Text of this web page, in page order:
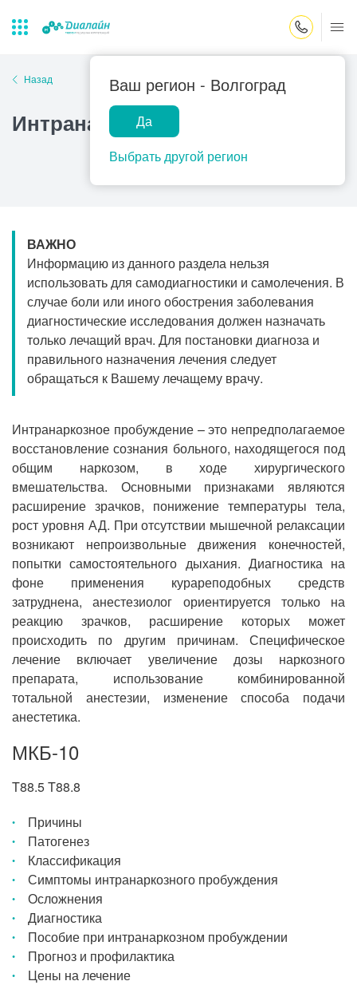
Ваш регион - Волгоград
Да
Выбрать другой регион
Лаборатории
Центр помощи
на дому
Закрыть поиск
Популярные запросы
Прием гинеколога
Прием гастроэнтеролога
Прием офтальмолога
Прием уролога
Прием хирурга
Прием кардиолога
Назад
Интранаркозное пробуждение
ВАЖНО
Информацию из данного раздела нельзя
использовать для самодиагностики и самолечения. В
случае боли или иного обострения заболевания
диагностические исследования должен назначать
только лечащий врач. Для постановки диагноза и
правильного назначения лечения следует
обращаться к Вашему лечащему врачу.
Интранаркозное пробуждение – это непредполагаемое
восстановление сознания больного, находящегося под
общим наркозом, в ходе хирургического
вмешательства. Основными признаками являются
расширение зрачков, понижение температуры тела,
рост уровня АД. При отсутствии мышечной релаксации
возникают непроизвольные движения конечностей,
попытки самостоятельного дыхания. Диагностика на
фоне применения курареподобных средств
затруднена, анестезиолог ориентируется только на
реакцию зрачков, расширение которых может
происходить по другим причинам. Специфическое
лечение включает увеличение дозы наркозного
препарата, использование комбинированной
тотальной анестезии, изменение способа подачи
анестетика.
МКБ-10
T88.5 T88.8
Причины
Патогенез
Классификация
Симптомы интранаркозного пробуждения
Осложнения
Диагностика
Пособие при интранаркозном пробуждении
Прогноз и профилактика
Цены на лечение